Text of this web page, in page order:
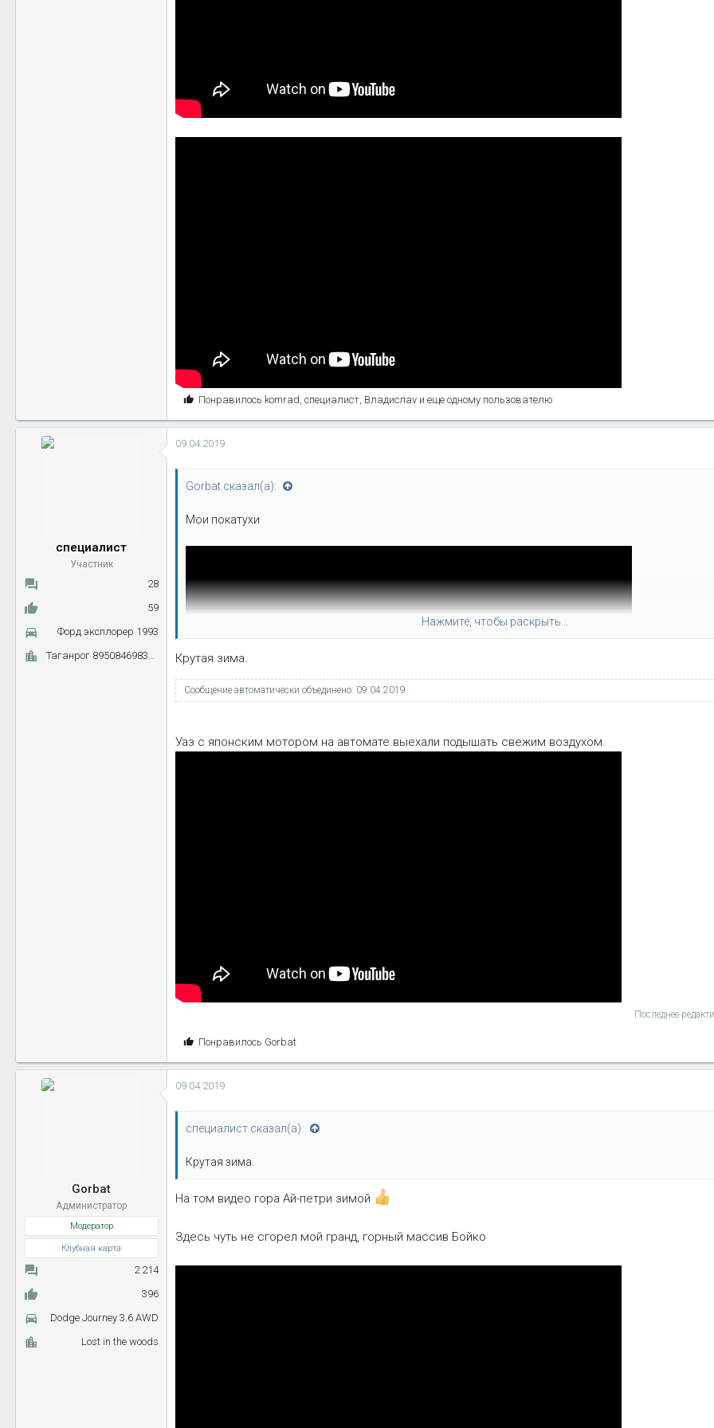
С
м
п
:
Понравилось komrad, специалист, Владислаvи еще одному пользователю
специалист
Участник
28
59
Форд эксплорер 1993
09.04.2019
Gorbat сказал(а):
Мои покатухи
Нажмите, чтобы раскрыть...
Крутая зима.
Сообщение автоматически объединено: 09.04.2019
Уаз с японским мотором на автомате.выехали подышать свежим воздухом.
Последнее
С
м
п
и
:
Понравилось Gorbat
Gorbat
Администратор
Модератор
Клубная карта
2 214
396
Dodge Journey 3.6 AWD
Lost in the woods
09.04.2019
специалист сказал(а):
Крутая зима.
На том видео гора Ай-петри зимой
Здесь чуть не сгорел мой гранд, горный массив Бойко